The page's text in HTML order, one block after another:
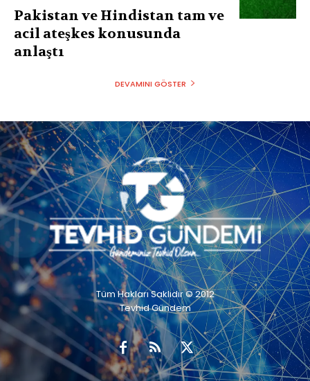
Pakistan ve Hindistan tam ve
acil ateşkes konusunda
anlaştı
DEVAMINI GÖSTER
Tüm Hakları Saklıdır © 2012
Tevhid Gündem